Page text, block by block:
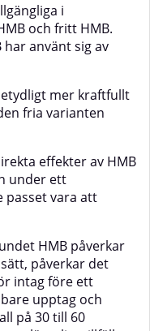
i
och fritt HMB.
använt sig av
mer kraftfullt
fria varianten
effekter av HMB
under ett
passet vara att
HMB påverkar
påverkar det
intag före ett
upptag och
på 30 till 60